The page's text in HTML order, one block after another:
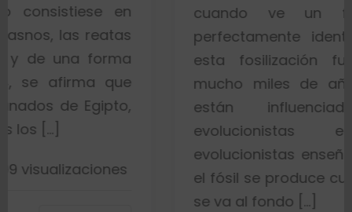
en
cuando ve un fósil de un
perfectamente identificado
esta fosilización fue un
mucho miles de años. Esto es
están influenciados por
evolucionistas
evolucionistas enseñan con
el fósil se produce cuando el pez
se va al fondo […]